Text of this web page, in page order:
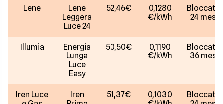
Lene
Lene
Leggera
Luce 24
52,46€
0,1280
€/kWh
Bloccato
24 mesi
Illumia
Energia
Lunga
Luce
Easy
50,50€
0,1190
€/kWh
Bloccato
36 mesi
Iren Luce
Iren
51,37€
0,1030
Bloccato